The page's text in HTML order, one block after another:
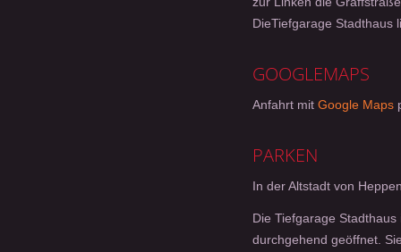
DieTiefgarage Stadthaus
GOOGLEMAPS
Anfahrt mit Google Maps
PARKEN
In der Altstadt von
Die Tiefgarage
durchgehend geöffnet.